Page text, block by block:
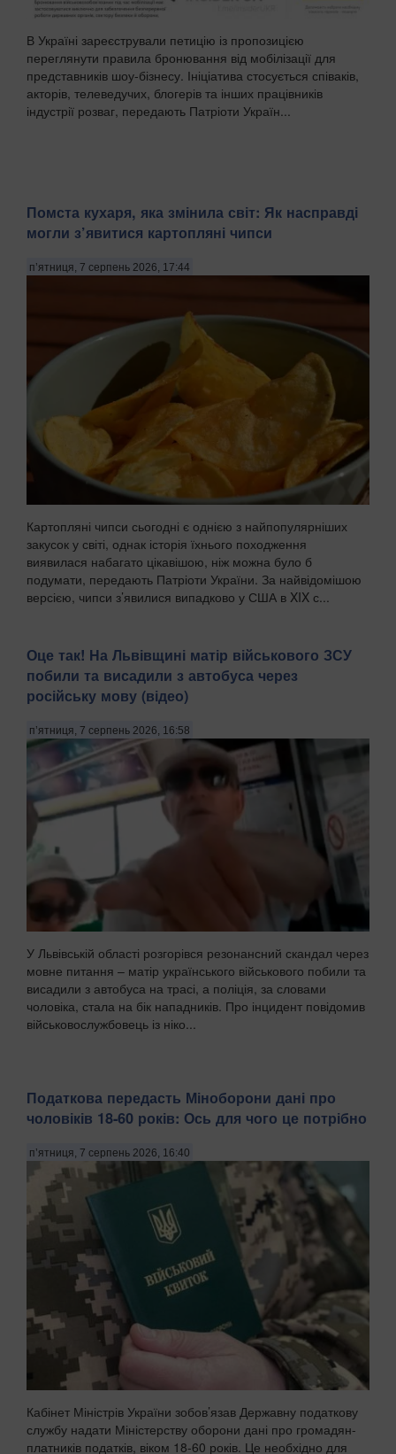
В Україні зареєстрували петицію із пропозицією
переглянути правила бронювання від мобілізації для
представників шоу-бізнесу. Ініціатива стосується співаків,
акторів, телеведучих, блогерів та інших працівників
індустрії розваг, передають Патріоти Україн...
Помста кухаря, яка змінила світ: Як насправді
могли з’явитися картопляні чипси
п’ятниця, 7 серпень 2026, 17:44
Картопляні чипси сьогодні є однією з найпопулярніших
закусок у світі, однак історія їхнього походження
виявилася набагато цікавішою, ніж можна було б
подумати, передають Патріоти України. За найвідомішою
версією, чипси з’явилися випадково у США в XIX с...
Оце так! На Львівщині матір військового ЗСУ
побили та висадили з автобуса через
російську мову (відео)
п’ятниця, 7 серпень 2026, 16:58
У Львівській області розгорівся резонансний скандал через
мовне питання – матір українського військового побили та
висадили з автобуса на трасі, а поліція, за словами
чоловіка, стала на бік нападників. Про інцидент повідомив
військовослужбовець із ніко...
Податкова передасть Міноборони дані про
чоловіків 18-60 років: Ось для чого це потрібно
п’ятниця, 7 серпень 2026, 16:40
Кабінет Міністрів України зобов’язав Державну податкову
службу надати Міністерству оборони дані про громадян-
платників податків, віком 18-60 років. Це необхідно для